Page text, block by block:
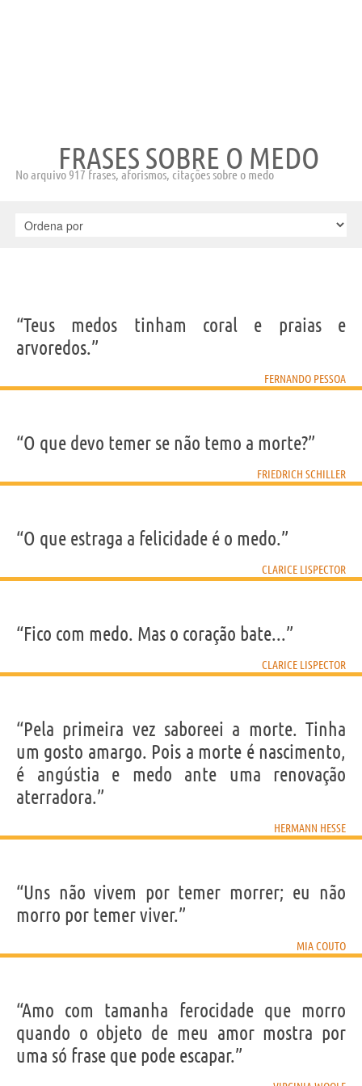
FRASES SOBRE O MEDO
No arquivo 917 frases, aforismos, citações sobre o medo
“Teus medos tinham coral e praias e
arvoredos.”
FERNANDO PESSOA
“O que devo temer se não temo a morte?”
FRIEDRICH SCHILLER
“O que estraga a felicidade é o medo.”
CLARICE LISPECTOR
“Fico com medo. Mas o coração bate...”
CLARICE LISPECTOR
“Pela primeira vez saboreei a morte. Tinha
um gosto amargo. Pois a morte é nascimento,
é angústia e medo ante uma renovação
aterradora.”
HERMANN HESSE
“Uns não vivem por temer morrer; eu não
morro por temer viver.”
MIA COUTO
“Amo com tamanha ferocidade que morro
quando o objeto de meu amor mostra por
uma só frase que pode escapar.”